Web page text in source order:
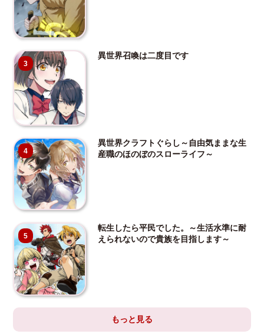
3
異世界召喚は二度目です
4
異世界クラフトぐらし～自由気ままな生
産職のほのぼのスローライフ～
5
転生したら平民でした。～生活水準に耐
えられないので貴族を目指します～
もっと見る